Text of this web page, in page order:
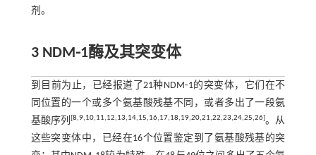
剂。
3 NDM⁃1酶及其突变体
到目前为止，已经报道了21种NDM⁃1的突变体，它们在不
同位置的一个或多个氨基酸残基不同，或者多出了一段氨
基酸序列[8,9,10,11,12,13,14,15,16,17,18,19,20,21,22,23,24,25,26]。从
这些突变体中，已经在16个位置鉴定到了氨基酸残基的突